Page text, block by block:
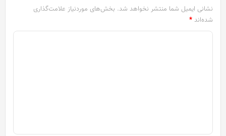
نشانی ایمیل شما منتشر نخواهد شد. بخش‌های موردنیاز علامت‌گذاری
شده‌اند *